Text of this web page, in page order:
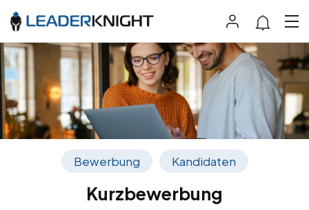
Bewerbung Kandidaten
Kurzbewerbung